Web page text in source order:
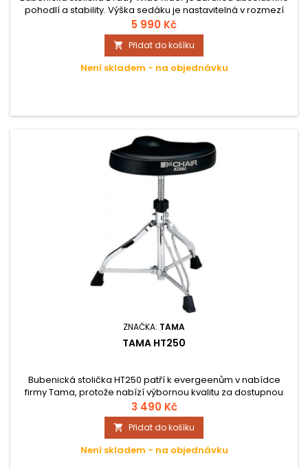
pohodlí a stability. Výška sedáku je nastavitelná v rozmezí
485 – 640 mm a jeho povrch je potažený příjemnou tkaninou
vám zajistí maximální herní komfort.
5 990 Kč
 Přidat do košíku
Není skladem - na objednávku
ZNAČKA: TAMA
TAMA HT250
Bubenická stolička HT250 patří k evergeenům v nabídce
firmy Tama, protože nabízí výbornou kvalitu za dostupnou
cenu. Silně polstrované sedátko v moto úpravě má měkký a
zároveň pevný podklad. Poskytuje tak maximální stabilitu a
zabraňuje případnému klouzání při hře.
3 490 Kč
 Přidat do košíku
Není skladem - na objednávku